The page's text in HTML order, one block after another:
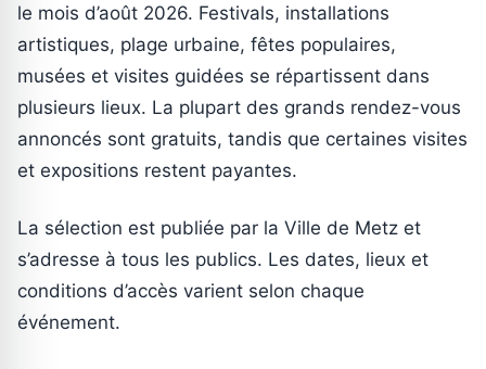
le mois d’août 2026. Festivals, installations
artistiques, plage urbaine, fêtes populaires,
musées et visites guidées se répartissent dans
plusieurs lieux. La plupart des grands rendez-vous
annoncés sont gratuits, tandis que certaines visites
et expositions restent payantes.
La sélection est publiée par la Ville de Metz et
s’adresse à tous les publics. Les dates, lieux et
conditions d’accès varient selon chaque
événement.